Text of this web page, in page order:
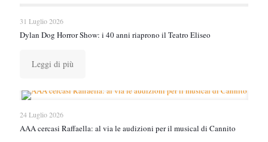
31 Luglio 2026
Dylan Dog Horror Show: i 40 anni riaprono il Teatro Eliseo
Leggi di più
24 Luglio 2026
AAA cercasi Raffaella: al via le audizioni per il musical di Cannito